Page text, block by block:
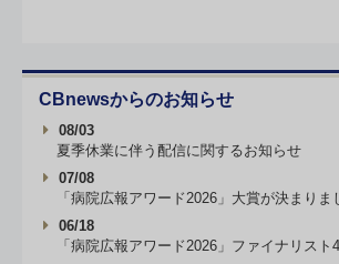
CBnewsからのお知らせ
08/03
夏季休業に伴う配信に関するお知らせ
07/08
「病院広報アワード2026」大賞が決まりま
06/18
「病院広報アワード2026」ファイナリスト